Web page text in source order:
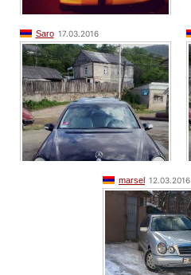
Saro 17.03.2016
marsel 12.03.2016